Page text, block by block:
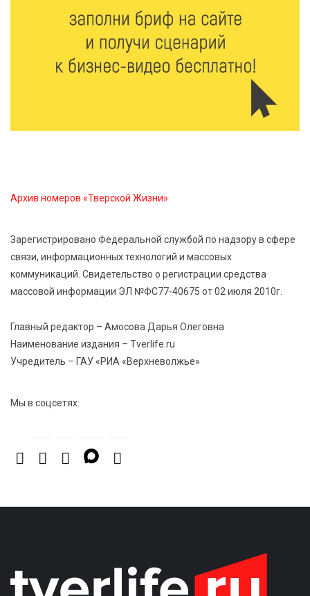
округе выявили нарушения на сельхозучастке
8 Авг 2026 15:37 372
Светофор, ЮИДовцы и ГИБДД: в Ржевском округе
8 Авг 2026 14:23 343
8 Авг 2026 14:14 610
Виталий Королев запустил веловолну на Волге в
Калязине
Архив номеров «Тверской Жизни»
Зарегистрировано Федеральной службой по надзору в сфере
связи, информационных технологий и массовых
коммуникаций. Свидетельство о регистрации средства
массовой информации ЭЛ №ФС77-40675 от 02 июля 2010г.
Главный редактор – Амосова Дарья Олеговна
Наименование издания – Tverlife.ru
Учредитель – ГАУ «РИА «Верхневолжье»
Мы в соцсетях: